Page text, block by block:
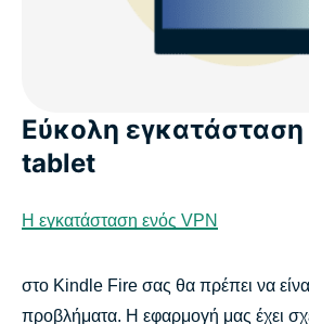
Εύκολη εγκατάσταση
tablet
Η εγκατάσταση ενός VPN
στο Kindle Fire σας θα πρέπει να
προβλήματα. Η εφαρμογή μας έχει